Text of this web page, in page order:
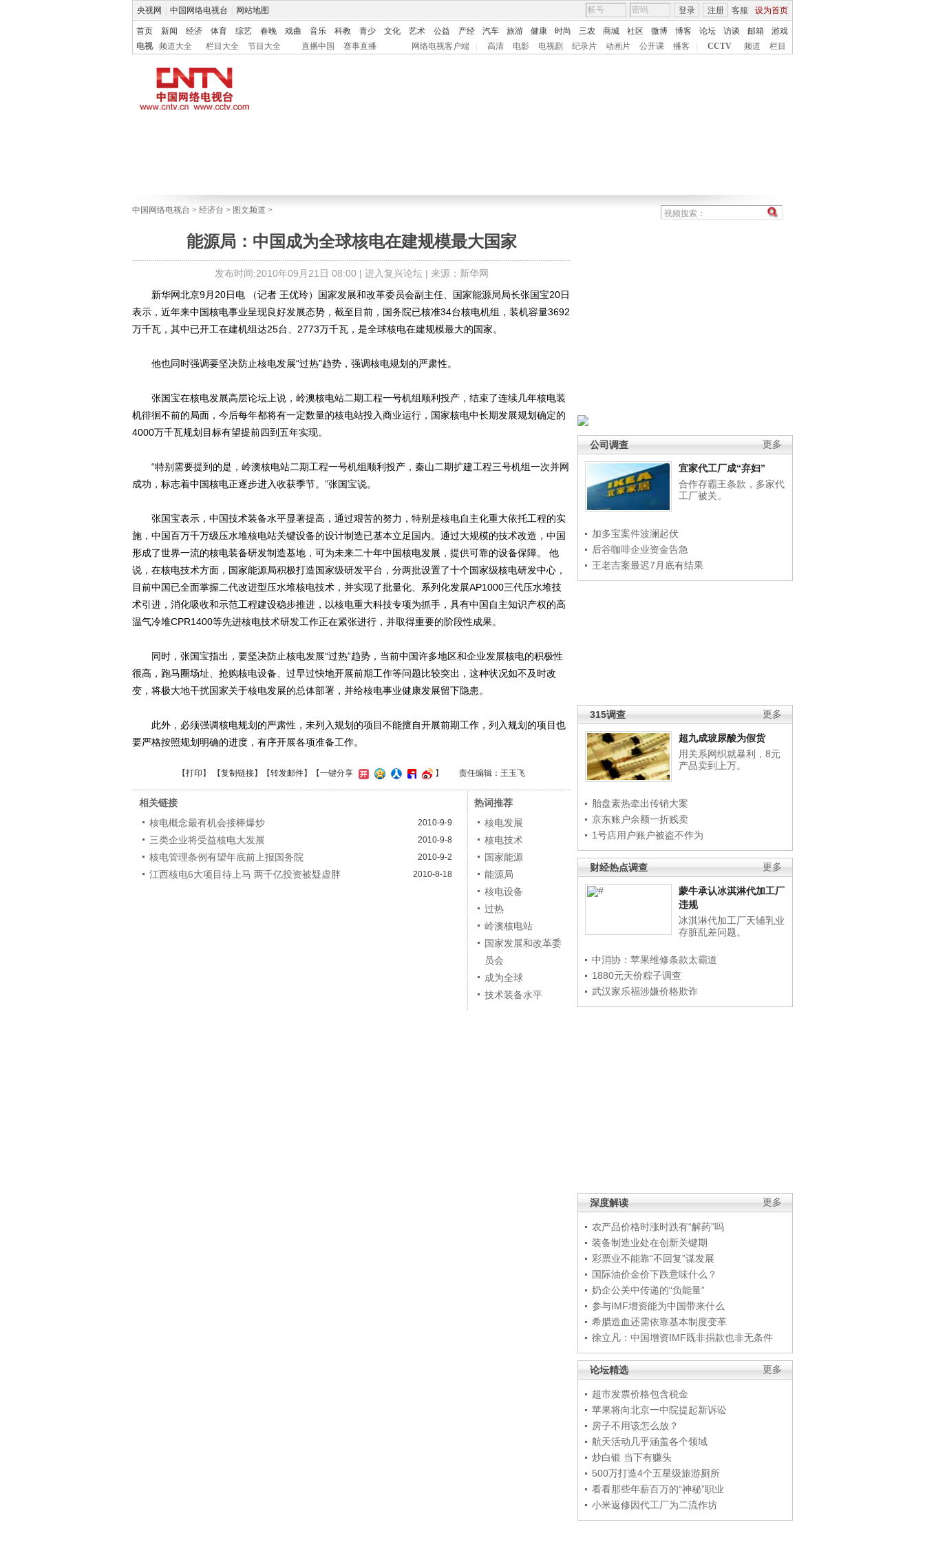
央视网 中国网络电视台 网站地图 客服 设为首页
登录 注册
首页 新闻 经济 体育 综艺 春晚 戏曲 音乐 科教 青少 文化 艺术 公益 产经 汽车 旅游 健康 时尚 三农 商城 社区 微博 博客 论坛 访谈 邮箱
游戏
电视
频道大全 栏目大全 节目大全 直播中国 赛事直播 网络电视客户端 高清 电影 电视剧 纪录片 动画片 公开课 播客 CCTV 频道 栏目
中国网络电视台 > 经济台 > 图文频道 >
能源局：中国成为全球核电在建规模最大国家
发布时间:2010年09月21日 08:00 | 进入复兴论坛| 来源：新华网
更多
公司调查
宜家代工厂成“弃妇”
合作存霸王条款，多家代
工厂被关。
加多宝案件波澜起伏
后谷咖啡企业资金告急
王老吉案最迟7月底有结果
更多
315调查
超九成玻尿酸为假货
用关系网织就暴利，8元
产品卖到上万。
胎盘素热牵出传销大案
京东账户余额一折贱卖
1号店用户账户被盗不作为
更多
财经热点调查
蒙牛承认冰淇淋代加工厂
违规
冰淇淋代加工厂天辅乳业
存脏乱差问题。
中消协：苹果维修条款太霸道
1880元天价粽子调查
武汉家乐福涉嫌价格欺诈
更多
深度解读
农产品价格时涨时跌有“解药”吗
装备制造业处在创新关键期
彩票业不能靠“不回复”谋发展
国际油价金价下跌意味什么？
奶企公关中传递的“负能量”
参与IMF增资能为中国带来什么
希腊造血还需依靠基本制度变革
徐立凡：中国增资IMF既非捐款也非无条件
更多
论坛精选
超市发票价格包含税金
苹果将向北京一中院提起新诉讼
房子不用该怎么放？
航天活动几乎涵盖各个领域
炒白银 当下有赚头
500万打造4个五星级旅游厕所
看看那些年薪百万的“神秘”职业
小米返修因代工厂为二流作坊
新华网北京9月20日电 （记者 王优玲）国家发展和改革委员会副主任、国家能源局局长张国宝20日
表示，近年来中国核电事业呈现良好发展态势，截至目前，国务院已核准34台核电机组，装机容量3692
万千瓦，其中已开工在建机组达25台、2773万千瓦，是全球核电在建规模最大的国家。
他也同时强调要坚决防止核电发展“过热”趋势，强调核电规划的严肃性。
张国宝在核电发展高层论坛上说，岭澳核电站二期工程一号机组顺利投产，结束了连续几年核电装
机徘徊不前的局面，今后每年都将有一定数量的核电站投入商业运行，国家核电中长期发展规划确定的
4000万千瓦规划目标有望提前四到五年实现。
“特别需要提到的是，岭澳核电站二期工程一号机组顺利投产，秦山二期扩建工程三号机组一次并网
成功，标志着中国核电正逐步进入收获季节。”张国宝说。
张国宝表示，中国技术装备水平显著提高，通过艰苦的努力，特别是核电自主化重大依托工程的实
施，中国百万千万级压水堆核电站关键设备的设计制造已基本立足国内。通过大规模的技术改造，中国
形成了世界一流的核电装备研发制造基地，可为未来二十年中国核电发展，提供可靠的设备保障。 他
说，在核电技术方面，国家能源局积极打造国家级研发平台，分两批设置了十个国家级核电研发中心，
目前中国已全面掌握二代改进型压水堆核电技术，并实现了批量化、系列化发展AP1000三代压水堆技
术引进，消化吸收和示范工程建设稳步推进，以核电重大科技专项为抓手，具有中国自主知识产权的高
温气冷堆CPR1400等先进核电技术研发工作正在紧张进行，并取得重要的阶段性成果。
同时，张国宝指出，要坚决防止核电发展“过热”趋势，当前中国许多地区和企业发展核电的积极性
很高，跑马圈场址、抢购核电设备、过早过快地开展前期工作等问题比较突出，这种状况如不及时改
变，将极大地干扰国家关于核电发展的总体部署，并给核电事业健康发展留下隐患。
此外，必须强调核电规划的严肃性，未列入规划的项目不能擅自开展前期工作，列入规划的项目也
要严格按照规划明确的进度，有序开展各项准备工作。
【打印 】 【复制链接】【转发邮件】 【一键分享 】 责任编辑：王玉飞
相关链接
核电概念最有机会接棒爆炒
2010-9-9
三类企业将受益核电大发展 2010-9-8
核电管理条例有望年底前上报国务院 2010-9-2
江西核电6大项目待上马 两千亿投资被疑虚胖 2010-8-18
热词推荐
核电发展
核电技术
国家能源
能源局
核电设备
过热
岭澳核电站
国家发展和改革委
员会
成为全球
技术装备水平